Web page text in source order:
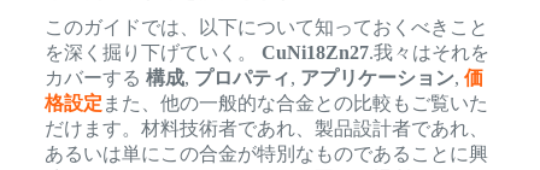
このガイドでは、以下について知っておくべきこと
を深く掘り下げていく。 CuNi18Zn27.我々はそれを
カバーする 構成, プロパティ, アプリケーション, 価
格設定 また、他の一般的な合金との比較もご覧いた
だけます。材料技術者であれ、製品設計者であれ、
あるいは単にこの合金が特別なものであることに興